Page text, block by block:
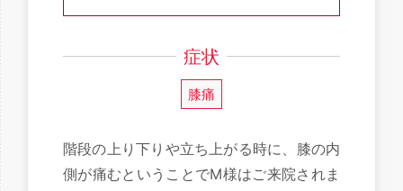
症状
膝痛
階段の上り下りや立ち上がる時に、膝の内
側が痛むということでM様はご来院されま